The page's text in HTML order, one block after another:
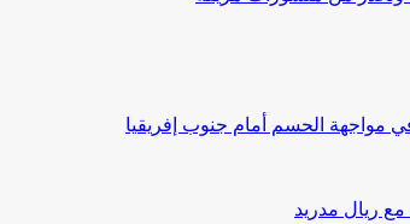
مواجهة الحسم أمام جنوب إفريقيا
ريال مدريد